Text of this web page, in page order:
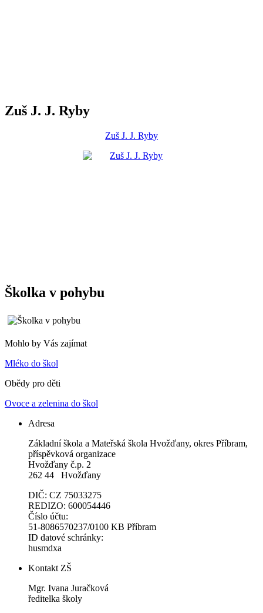
Zuš J. J. Ryby
Zuš J. J. Ryby
Školka v pohybu
Mohlo by Vás zajímat
Mléko do škol
Obědy pro děti
Ovoce a zelenina do škol
Adresa
Základní škola a Mateřská škola Hvožďany, okres Příbram,
příspěvková organizace
Hvožďany č.p. 2
262 44 Hvožďany
DIČ: CZ 75033275
REDIZO: 600054446
Číslo účtu:
51-8086570237/0100 KB Příbram
ID datové schránky:
husmdxa
Kontakt ZŠ
Mgr. Ivana Juračková
ředitelka školy